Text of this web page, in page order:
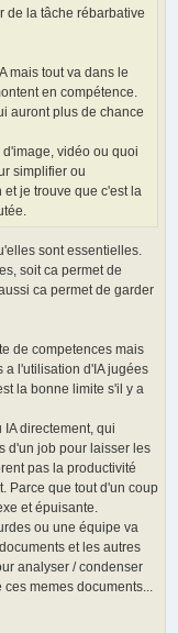
de la tâche rébarbative
mais tout va dans le
en compétence.
auront plus de chance
vidéo ou quoi
simplifier ou
je trouve que c'est la
sont essentielles.
soit ca permet de
ca permet de garder
de competences mais
a l'utilisation d'IA jugées
la bonne limite s'il y a
directement, qui
d'un job pour laisser les
pas la productivité
Parce que tout d'un coup
et épuisante.
ou une équipe va
et les autres
analyser / condenser
memes documents...